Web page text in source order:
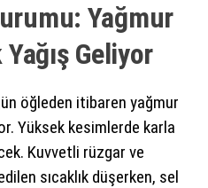
Yağmur
Yağış Geliyor
öğleden itibaren yağmur
Yüksek kesimlerde karla
Kuvvetli rüzgar ve
sıcaklık düşerken, sel